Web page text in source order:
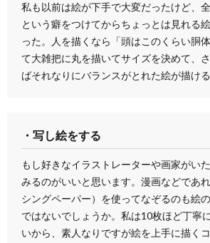
私も以前は絵が下手で大変だったけど、
という癖をつけてからちょっとは見れる
った。人を描くなら「頭はこのくらい胴
て大雑把に丸を描いてサイズを決めて、
ばそれなりにバランスがとれた絵が描ける
・写し絵をする
もし好きなイラストレーターや画家がい
みるのがいいと思います。漫画などであ
シングペーパー）を使ってなぞるのも絵
ではないでしょうか。私は10枚ほど丁寧
いから、素人なりですが絵を上手に描く